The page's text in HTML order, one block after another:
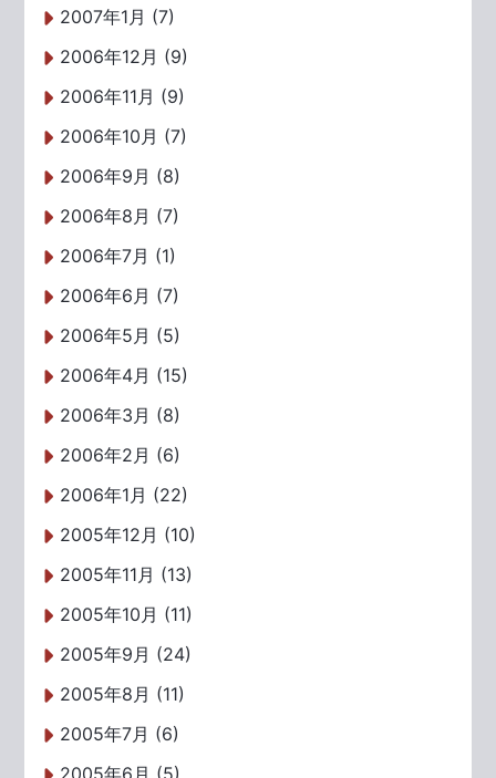
2007年1月 (7)
2006年12月 (9)
2006年11月 (9)
2006年10月 (7)
2006年9月 (8)
2006年8月 (7)
2006年7月 (1)
2006年6月 (7)
2006年5月 (5)
2006年4月 (15)
2006年3月 (8)
2006年2月 (6)
2006年1月 (22)
2005年12月 (10)
2005年11月 (13)
2005年10月 (11)
2005年9月 (24)
2005年8月 (11)
2005年7月 (6)
2005年6月 (5)